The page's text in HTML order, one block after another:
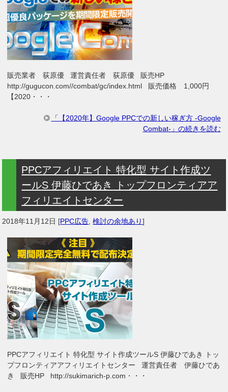
販売業者 荻原優 運営責任者 荻原優 販売HP
http://gugucon.com//combat/gc/index.html 販売価格 1,000円
【2020・・・
「【2020年】Google PPCでの新しい稼ぎ方 ‐Google
Combat‐」の続きを読む
PPCアフィリエイト 特化型 サイト作成ツ
ールS 伊藤ひであき トップフロンティアア
フィリエイトセンター
2018年11月12日 [PPC広告 ,検討の余地あり]
PPCアフィリエイト 特化型 サイト作成ツールS 伊藤ひであき トッ
プフロンティアアフィリエイトセンター 運営責任者 伊藤ひであ
き 販売HP http://sukimarich-p.com・・・